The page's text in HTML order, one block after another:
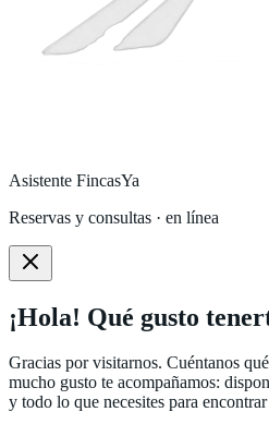
Asistente FincasYa
Reservas y consultas · en línea
¡Hola! Qué gusto
Gracias por visitarnos. Cuéntanos
mucho gusto te acompañamos:
y todo lo que necesites para